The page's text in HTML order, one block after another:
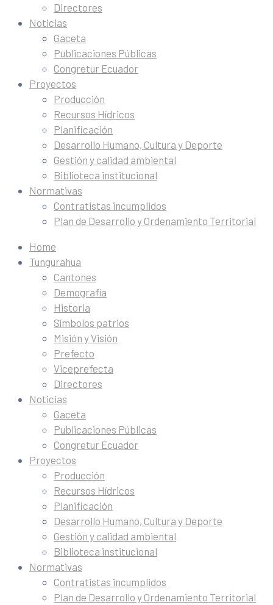
Directores
Noticias
Gaceta
Publicaciones Públicas
Congretur Ecuador
Proyectos
Producción
Recursos Hídricos
Planificación
Desarrollo Humano, Cultura y Deporte
Gestión y calidad ambiental
Biblioteca institucional
Normativas
Contratistas incumplidos
Plan de Desarrollo y Ordenamiento Territorial
Home
Tungurahua
Cantones
Demografía
Historia
Símbolos patrios
Misión y Visión
Prefecto
Viceprefecta
Directores
Noticias
Gaceta
Publicaciones Públicas
Congretur Ecuador
Proyectos
Producción
Recursos Hídricos
Planificación
Desarrollo Humano, Cultura y Deporte
Gestión y calidad ambiental
Biblioteca institucional
Normativas
Contratistas incumplidos
Plan de Desarrollo y Ordenamiento Territorial